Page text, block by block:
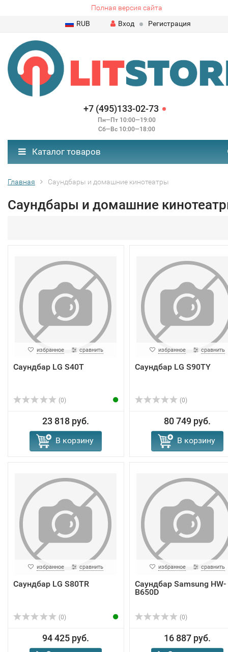
Полная версия сайта
RUB
Вход Регистрация
+7 (495)133-02-73
Пн—Пт 10:00—19:00
Сб—Вс 10:00—18:00
Каталог товаров
Главная Саундбары и домашние кинотеатры
Саундбары и домашние
избранное сравнить
Саундбар LG S40T
(0)
23 818 руб.
В корзину
избранное сравнить
Саундбар LG S90TY
(0)
80 749 руб.
В корзину
избранное сравнить
Саундбар LG S80TR
(0)
94 425 руб.
избранное сравнить
Саундбар Samsung HW-
B650D
(0)
16 887 руб.